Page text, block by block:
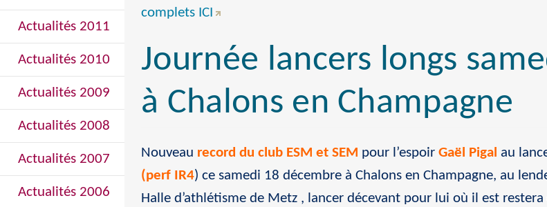
complets ICI
Journée lancers longs
à Chalons en Champagne
Nouveau record du club ESM et SEM pour l’espoir Gaël Pigal au
(perf IR4) ce samedi 18 décembre à Chalons en Champagne, au
Halle d’athlétisme de Metz , lancer décevant pour lui où il est
Actualités 2011
Actualités 2010
Actualités 2009
Actualités 2008
Actualités 2007
Actualités 2006